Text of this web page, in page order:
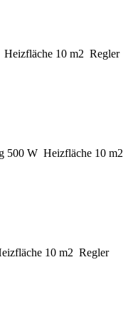
Heizfläche 10 m2 Regler
500 W Heizfläche 10 m2
10 m2 Regler